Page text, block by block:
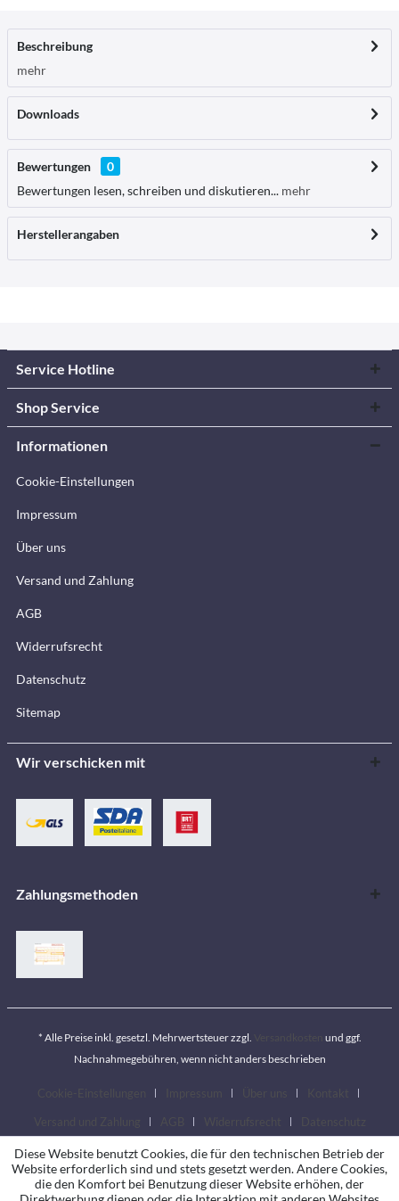
Beschreibung
mehr
Downloads
Bewertungen
0
Bewertungen lesen, schreiben und diskutieren... mehr
Herstellerangaben
Service Hotline
Shop Service
Informationen
Cookie-Einstellungen
Impressum
Über uns
Versand und Zahlung
AGB
Widerrufsrecht
Datenschutz
Sitemap
Wir verschicken mit
Zahlungsmethoden
* Alle Preise inkl. gesetzl. Mehrwertsteuer zzgl.
und ggf.
Nachnahmegebühren, wenn nicht anders beschrieben
Diese Website benutzt Cookies, die für den technischen Betrieb der
Website erforderlich sind und stets gesetzt werden. Andere Cookies,
die den Komfort bei Benutzung dieser Website erhöhen, der